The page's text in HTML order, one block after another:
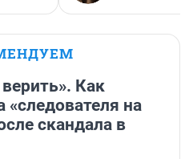
Как
«следователя на
скандала в